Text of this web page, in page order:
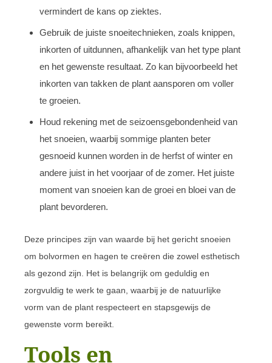
vermindert de kans op ziektes.
Gebruik de juiste snoeitechnieken, zoals knippen,
inkorten of uitdunnen, afhankelijk van het type plant
en het gewenste resultaat. Zo kan bijvoorbeeld het
inkorten van takken de plant aansporen om voller
te groeien.
Houd rekening met de seizoensgebondenheid van
het snoeien, waarbij sommige planten beter
gesnoeid kunnen worden in de herfst of winter en
andere juist in het voorjaar of de zomer. Het juiste
moment van snoeien kan de groei en bloei van de
plant bevorderen.
Deze principes zijn van waarde bij het gericht snoeien
om bolvormen en hagen te creëren die zowel esthetisch
als gezond zijn. Het is belangrijk om geduldig en
zorgvuldig te werk te gaan, waarbij je de natuurlijke
vorm van de plant respecteert en stapsgewijs de
gewenste vorm bereikt.
Tools en